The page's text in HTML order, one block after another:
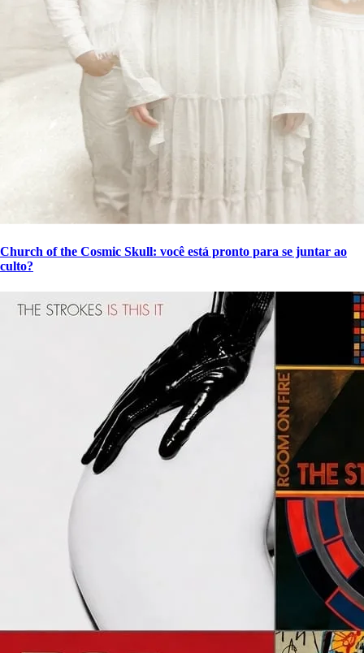
Church of the Cosmic Skull: você está pronto para se juntar ao
culto?